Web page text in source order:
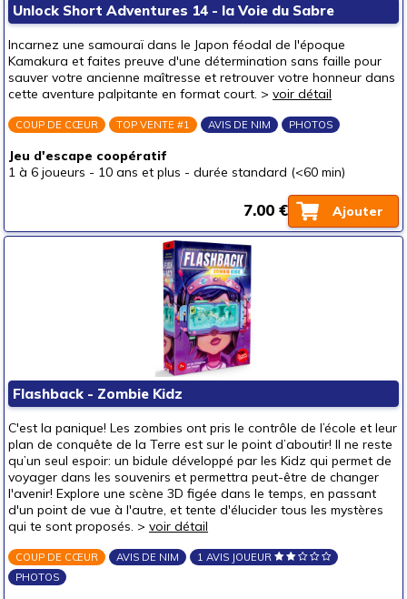
un bébé (0-3 ans)
un p'tit bout (3-6 ans)
un junior (6-8 ans)
un ado (12-16 ans)
(1)
autour de 30 €
(1)
autour de 40 €
autour de 50 €
50 € et au-delà
Unlock Short Adventures 14 - la Voie du Sabre
Incarnez une samouraï dans le Japon féodal de l'époque
Kamakura et faites preuve d'une détermination sans faille pour
sauver votre ancienne maîtresse et retrouver votre honneur dans
cette aventure palpitante en format court. > voir détail
COUP DE CŒUR TOP VENTE #1 AVIS DE NIM PHOTOS
Jeu d'escape coopératif
1 à 6 joueurs - 10 ans et plus - durée standard (<60 min)
Ajouter
7.00 €
Flashback - Zombie Kidz
C'est la panique! Les zombies ont pris le contrôle de l’école et leur
plan de conquête de la Terre est sur le point d’aboutir! Il ne reste
qu’un seul espoir: un bidule développé par les Kidz qui permet de
voyager dans les souvenirs et permettra peut-être de changer
l'avenir! Explore une scène 3D figée dans le temps, en passant
d'un point de vue à l'autre, et tente d'élucider tous les mystères
qui te sont proposés. > voir détail
COUP DE CŒUR AVIS DE NIM
1 AVIS JOUEUR
PHOTOS